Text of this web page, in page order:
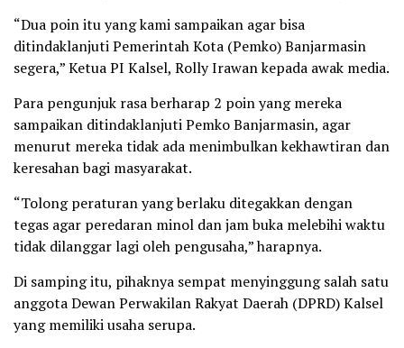
“Dua poin itu yang kami sampaikan agar bisa
ditindaklanjuti Pemerintah Kota (Pemko) Banjarmasin
segera,” Ketua PI Kalsel, Rolly Irawan kepada awak media.
Para pengunjuk rasa berharap 2 poin yang mereka
sampaikan ditindaklanjuti Pemko Banjarmasin, agar
menurut mereka tidak ada menimbulkan kekhawtiran dan
keresahan bagi masyarakat.
“Tolong peraturan yang berlaku ditegakkan dengan
tegas agar peredaran minol dan jam buka melebihi waktu
tidak dilanggar lagi oleh pengusaha,” harapnya.
Di samping itu, pihaknya sempat menyinggung salah satu
anggota Dewan Perwakilan Rakyat Daerah (DPRD) Kalsel
yang memiliki usaha serupa.